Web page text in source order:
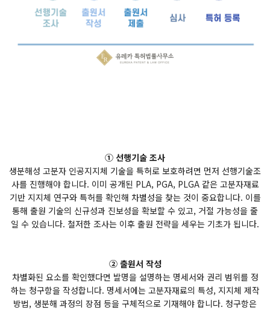
① 선행기술 조사
생분해성 고분자 인공지지체 기술을 특허로 보호하려면 먼저 선행기술조
사를 진행해야 합니다. 이미 공개된 PLA, PGA, PLGA 같은 고분자재료
기반 지지체 연구와 특허를 확인해 차별성을 찾는 것이 중요합니다. 이를
통해 출원 기술의 신규성과 진보성을 확보할 수 있고, 거절 가능성을 줄
일 수 있습니다. 철저한 조사는 이후 출원 전략을 세우는 기초가 됩니다.
② 출원서 작성
차별화된 요소를 확인했다면 발명을 설명하는 명세서와 권리 범위를 정
하는 청구항을 작성합니다. 명세서에는 고분자재료의 특성, 지지체 제작
방법, 생분해 과정의 장점 등을 구체적으로 기재해야 합니다. 청구항은